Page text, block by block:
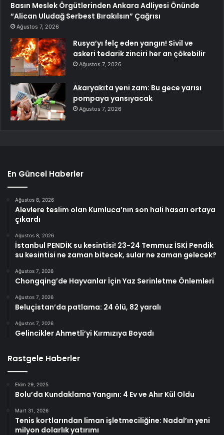
Basın Meslek Örgütlerinden Ankara Adliyesi Önünde
“Alican Uludağ Serbest Bırakılsın” Çağrısı
Ağustos 7, 2026
Rusya’yı felç eden yangın! Sivil ve
askeri tedarik zinciri her an çökebilir
Ağustos 7, 2026
Akaryakıta yeni zam: Bu gece yarısı
pompaya yansıyacak
Ağustos 7, 2026
En Güncel Haberler
Ağustos 8, 2026
Alevlere teslim olan Kumluca’nın son hali hasarı ortaya
çıkardı
Ağustos 8, 2026
İstanbul PENDİK su kesintisi! 23-24 Temmuz İSKİ Pendik
su kesintisi ne zaman bitecek, sular ne zaman gelecek?
Ağustos 7, 2026
Chongqing’de Hayvanlar İçin Yaz Serinletme Önlemleri
Ağustos 7, 2026
Beluçistan’da patlama: 24 ölü, 82 yaralı
Ağustos 7, 2026
Gelincikler Ahmetli’yi Kırmızıya Boyadı
Rastgele Haberler
Ekim 29, 2025
Bolu’da Kundaklama Yangını: 4 Ev ve Ahır Kül Oldu
Mart 31, 2026
Tenis kortlarından liman işletmeciliğine: Nadal’ın yeni
milyon dolarlık yatırımı